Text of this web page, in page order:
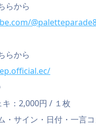
らから
らから
：2,000円 / １枚
・サイン・日付・一言